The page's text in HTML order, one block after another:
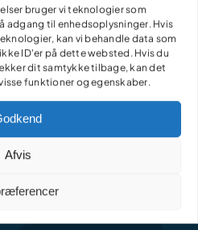
bruger vi teknologier som
adgang til enhedsoplysninger. Hvis
kan vi behandle data som
ID'er på dette websted. Hvis du
dit samtykke tilbage, kan det
funktioner og egenskaber.
Afvis
sorte farve
til Britta på 22355415